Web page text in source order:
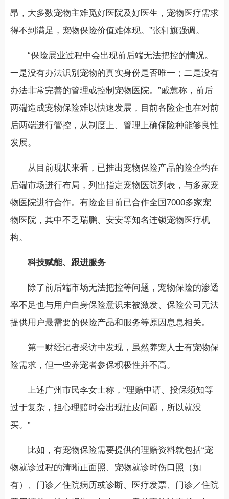
昂，大多数宠物主难觅好医院及好医生，宠物医疗需求
得不到满足，宠物保险价值难体现。”张轩旗强调。
“保险展业过程中会出现前后端无法把控的情况。
一是没有办法识别宠物的真实身份是否唯一；二是没有
办法非常完善的管理或控制宠物医院。”戚蕙称，前后
两端造成宠物保险难以快速发展，目前各险企也在对前
后两端进行管控，从制度上、管理上确保险种能够良性
发展。
从目前现状来看，已推出宠物保险产品的险企均在
后端市场进行布局，列出指定宠物医院列表，与多家宠
物医院进行合作。有险企目前已合作全国7000多家宠
物医院，其中不乏瑞鹏、安安等知名连锁宠物医疗机
构。
科技赋能、跟进服务
除了前后端市场无法把控等问题，宠物保险的渗透
率不足也与用户自身保险意识未被激发、保险公司无法
提供用户最需要的保险产品和服务等原因息息相关。
第一财经记者采访中发现，虽然养宠人士有宠物保
险需求，但一些养宠者参保积极性并不高。
上述广州市民李女士称，“理赔申请、投保须知等
过于复杂，担心理赔时会出现扯皮问题，所以就没
买。”
比如，有宠物保险需要提供的理赔资料就包括“宠
物就诊过程的清晰正面照、宠物就诊时伤口照（如
有）、门诊／住院病历或诊断、医疗发票、门诊／住院